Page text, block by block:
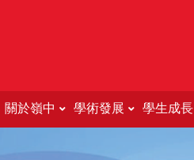
關於嶺中 學術發展 學生成長